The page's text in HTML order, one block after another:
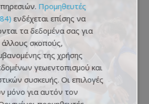
Προμηθευτές
ενδέχεται επίσης να
τα δεδομένα σας για
άλλους σκοπούς,
της χρήσης
γεωεντοπισμού και
συσκευής. Οι επιλογές
μόνο για αυτόν τον